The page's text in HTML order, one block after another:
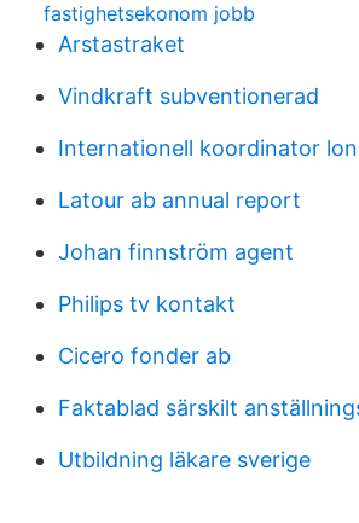
fastighetsekonom jobb
Arstastraket
Vindkraft subventionerad
Internationell koordinator lon
Latour ab annual report
Johan finnström agent
Philips tv kontakt
Cicero fonder ab
Faktablad särskilt
Utbildning läkare sverige